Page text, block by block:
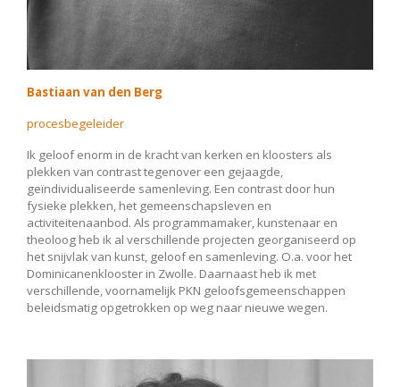
Bastiaan van den Berg
procesbegeleider
Ik geloof enorm in de kracht van kerken en kloosters als
plekken van contrast tegenover een gejaagde,
geïndividualiseerde samenleving. Een contrast door hun
fysieke plekken, het gemeenschapsleven en
activiteitenaanbod. Als programmamaker, kunstenaar en
theoloog heb ik al verschillende projecten georganiseerd op
het snijvlak van kunst, geloof en samenleving. O.a. voor het
Dominicanenklooster in Zwolle. Daarnaast heb ik met
verschillende, voornamelijk PKN geloofsgemeenschappen
beleidsmatig opgetrokken op weg naar nieuwe wegen.